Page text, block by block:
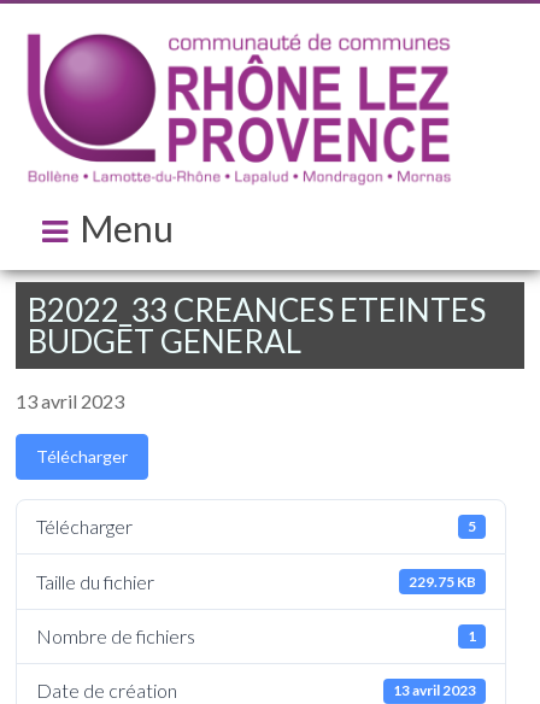
Menu
B2022_33 CREANCES ETEINTES
BUDGET GENERAL
13 avril 2023
Télécharger
Télécharger 5
Taille du fichier 229.75 KB
Nombre de fichiers 1
Date de création 13 avril 2023